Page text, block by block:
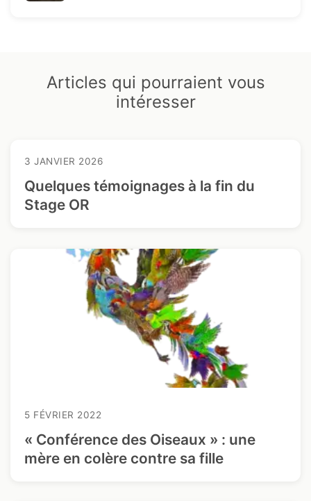
Articles qui pourraient vous
intéresser
3 JANVIER 2026
Quelques témoignages à la fin du
Stage OR
5 FÉVRIER 2022
« Conférence des Oiseaux » : une
mère en colère contre sa fille